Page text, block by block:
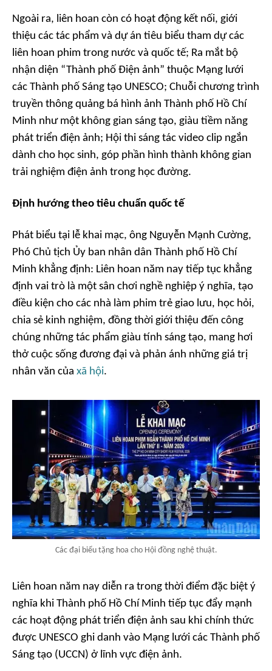
Ngoài ra, liên hoan còn có hoạt động kết nối, giới
thiệu các tác phẩm và dự án tiêu biểu tham dự các
liên hoan phim trong nước và quốc tế; Ra mắt bộ
nhận diện “Thành phố Điện ảnh” thuộc Mạng lưới
các Thành phố Sáng tạo UNESCO; Chuỗi chương trình
truyền thông quảng bá hình ảnh Thành phố Hồ Chí
Minh như một không gian sáng tạo, giàu tiềm năng
phát triển điện ảnh; Hội thi sáng tác video clip ngắn
dành cho học sinh, góp phần hình thành không gian
trải nghiệm điện ảnh trong học đường.
Định hướng theo tiêu chuẩn quốc tế
Phát biểu tại lễ khai mạc, ông Nguyễn Mạnh Cường,
Phó Chủ tịch Ủy ban nhân dân Thành phố Hồ Chí
Minh khẳng định: Liên hoan năm nay tiếp tục khẳng
định vai trò là một sân chơi nghề nghiệp ý nghĩa, tạo
điều kiện cho các nhà làm phim trẻ giao lưu, học hỏi,
chia sẻ kinh nghiệm, đồng thời giới thiệu đến công
chúng những tác phẩm giàu tính sáng tạo, mang hơi
thở cuộc sống đương đại và phản ánh những giá trị
nhân văn của xã hội.
Các đại biểu tặng hoa cho Hội đồng nghệ thuật.
Liên hoan năm nay diễn ra trong thời điểm đặc biệt ý
nghĩa khi Thành phố Hồ Chí Minh tiếp tục đẩy mạnh
các hoạt động phát triển điện ảnh sau khi chính thức
được UNESCO ghi danh vào Mạng lưới các Thành phố
Sáng tạo (UCCN) ở lĩnh vực điện ảnh.